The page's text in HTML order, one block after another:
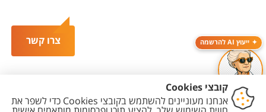
צרו קשר ייעוץ AI להרשמה